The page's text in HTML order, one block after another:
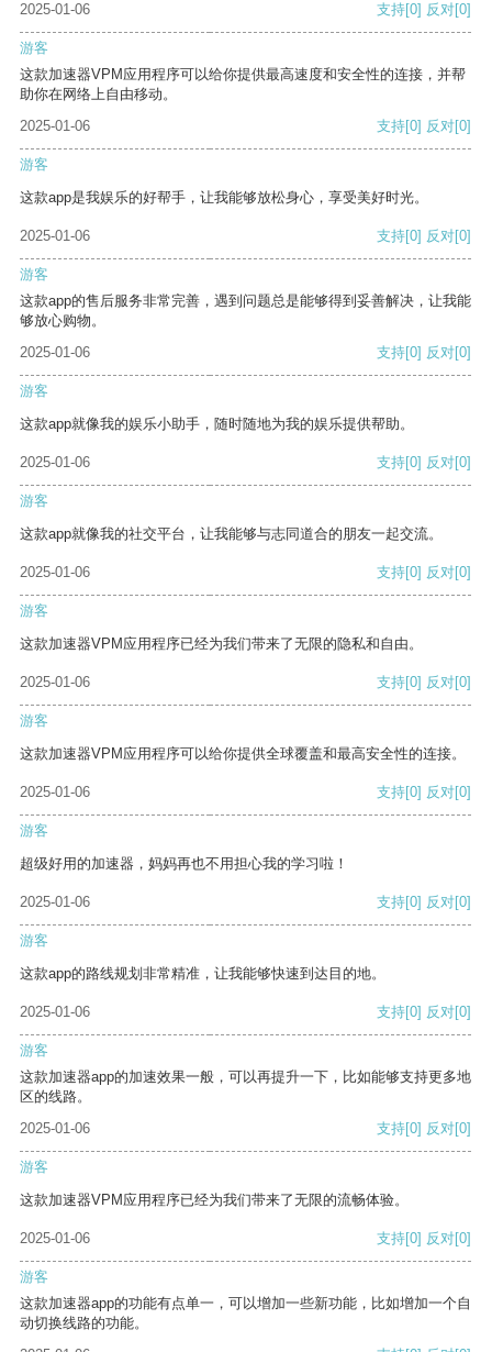
2025-01-06
支持[0] 反对[0]
游客
这款加速器VPM应用程序可以给你提供最高速度和安全性的连接，并帮
助你在网络上自由移动。
2025-01-06
支持[0] 反对[0]
游客
这款app是我娱乐的好帮手，让我能够放松身心，享受美好时光。
2025-01-06 支持[0] 反对[0]
游客
这款app的售后服务非常完善，遇到问题总是能够得到妥善解决，让我能
够放心购物。
2025-01-06
支持[0] 反对[0]
游客
这款app就像我的娱乐小助手，随时随地为我的娱乐提供帮助。
2025-01-06 支持[0] 反对[0]
游客
这款app就像我的社交平台，让我能够与志同道合的朋友一起交流。
2025-01-06 支持[0] 反对[0]
游客
这款加速器VPM应用程序已经为我们带来了无限的隐私和自由。
2025-01-06 支持[0] 反对[0]
游客
这款加速器VPM应用程序可以给你提供全球覆盖和最高安全性的连接。
2025-01-06 支持[0] 反对[0]
游客
超级好用的加速器，妈妈再也不用担心我的学习啦！
2025-01-06 支持[0] 反对[0]
游客
这款app的路线规划非常精准，让我能够快速到达目的地。
2025-01-06 支持[0] 反对[0]
游客
这款加速器app的加速效果一般，可以再提升一下，比如能够支持更多地
区的线路。
2025-01-06
支持[0] 反对[0]
游客
这款加速器VPM应用程序已经为我们带来了无限的流畅体验。
2025-01-06 支持[0] 反对[0]
游客
这款加速器app的功能有点单一，可以增加一些新功能，比如增加一个自
动切换线路的功能。